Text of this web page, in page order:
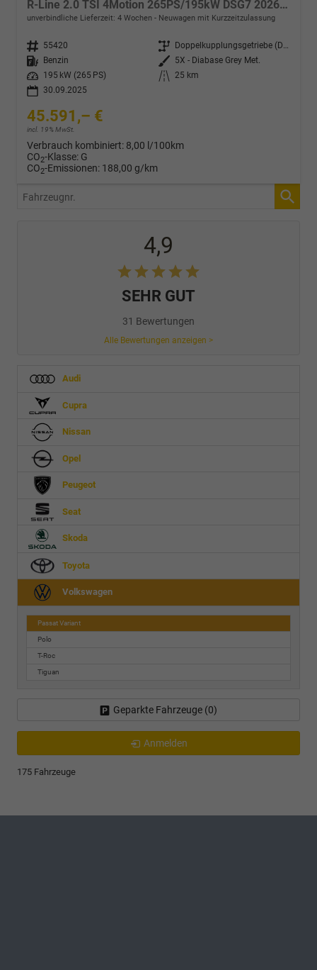
R-Line 2.0 TSI 4Motion 265PS/195kW DSG7 2026 +HUD +TRAVEL +15" NAVI +ACC +360° +PANO +AHK +MATRIX +EL. HECKKLAPPE +KEYLESS +3Z-KLIMA +SHZ +LENKRADHZ +MASSAGE +DIG. COCKPIT
unverbindliche Lieferzeit: 4 Wochen Neuwagen mit Kurzzeitzulassung
Fahrzeugnr. 55420 Getriebe
Doppelkupplungsgetriebe (DSG)
Kraftstoff
Benzin Außenfarbe
5X - Diabase Grey Met.
Leistung
195 kW (265 PS) Kilometerstand
25 km
30.09.2025
45.591,– €
incl. 19% MwSt.
Verbrauch kombiniert: 8,00 l/100km
CO2-Klasse: G
CO2-Emissionen: 188,00 g/km
Fahrzeugnr.
4,9
SEHR GUT
31 Bewertungen
Alle Bewertungen anzeigen >
Audi
Cupra
Nissan
Opel
Peugeot
Seat
Skoda
Toyota
Volkswagen
Passat Variant
Polo
T-Roc
Tiguan
Geparkte Fahrzeuge (0)
Anmelden
175 Fahrzeuge